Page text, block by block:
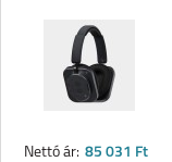
Nettó ár: 85 031 Ft